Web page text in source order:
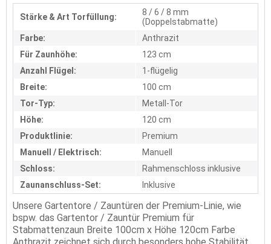
Stärke & Art Torfüllung:
8 / 6 / 8 mm
(Doppelstabmatte)
Farbe:
Anthrazit
Für Zaunhöhe:
123 cm
Anzahl Flügel:
1-flügelig
Breite:
100 cm
Tor-Typ:
Metall-Tor
Höhe:
120 cm
Produktlinie:
Premium
Manuell / Elektrisch:
Manuell
Schloss:
Rahmenschloss inklusive
Zaunanschluss-Set:
Inklusive
Unsere Gartentore / Zauntüren der Premium-Linie, wie
bspw. das Gartentor / Zauntür Premium für
Stabmattenzaun Breite 100cm x Höhe 120cm Farbe